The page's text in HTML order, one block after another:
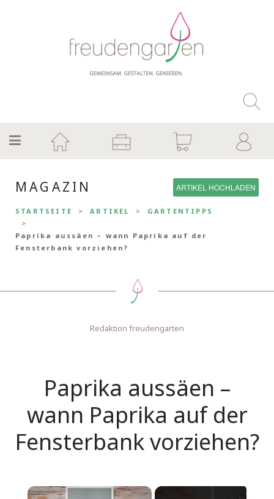
MAGAZIN ARTIKEL HOCHLADEN
STARTSEITE ARTIKEL GARTENTIPPS
Paprika aussäen – wann Paprika auf der
Fensterbank vorziehen?
Redaktion freudengarten
Paprika aussäen –
wann Paprika auf der
Fensterbank vorziehen?
×